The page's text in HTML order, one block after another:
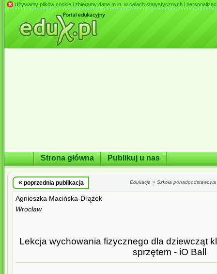
Używamy plików cookie i zbieramy dane m.in. w celach statystycznych i
Strona główna Publikuj u nas
« poprzednia publikacja Edukacja » Szkoła ponadpodstawowa
Agnieszka Macińska-Drążek
Wrocław
Lekcja wychowania fizycznego dla dziewcząt
sprzętem - iO Ball